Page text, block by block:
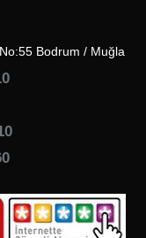
Bodrum / Muğla